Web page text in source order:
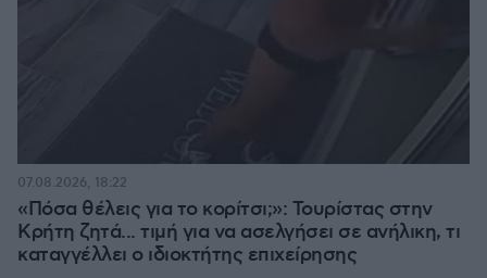
«Πόσα θέλεις για το κορίτσι;»: Τουρίστας στην
Κρήτη ζητά... τιμή για να ασελγήσει σε ανήλικη, τι
καταγγέλλει ο ιδιοκτήτης επιχείρησης
07.08.2026, 18:22